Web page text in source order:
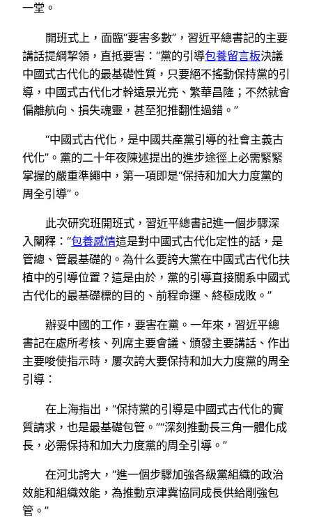
一堂。
開班式上，面臨“要害多數”，習近平總書記的主要
講話提綱挈領，直抵要害：“黨的引導包養留言板決議
中國式古代化的最基礎性質，只要絕不搖動保持黨的引
導，中國式古代化才幹遠景光亮、繁華昌隆；不然就會
偏離航向、損失魂靈，甚至犯推翻性過錯。”
“中國式古代化，是中國共產黨引導的社會主義古
代化”。黨的二十年夜陳述提出的進步途徑上必需緊緊
掌握的嚴重準繩中，第一項即是“保持和加大力度黨的
周全引導”。
此次研究班開班式，習近平總書記進一個步驟深
入闡釋：“包養感情這是對中國式古代化定性的話，是
管總、管最基礎的。為什么要誇大黨在中國式古代化扶
植中的引導位置？這是由於，黨的引導直接關系中國式
古代化的最基礎標的目的、前程命運、終極成敗。”
辦妥中國的工作，要害在黨。一年來，習近平總
書記在處所考核、列席主要會議、頒發主要講話、作出
主要唆使指示時，屢次誇大要保持和加大力度黨的周全
引導：
在上海指出，“保持黨的引導是中國式古代化的實
質請求，也是最基礎包管。”“深刻推動長三角一體化成
長，必需保持和加大力度黨的周全引導。”
在河北誇大，“進一個步驟加強各級黨組織的政治
效能和組織效能，為推動京津冀協同成長供給剛強包
管。”